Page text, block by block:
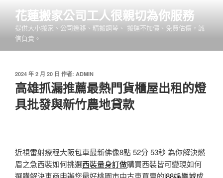
內
花蓮搬家公司工人很親切為你服務
提供大小搬家、公司遷移、精搬鋼琴、 搬運不加價、免費估價，誠
信負責。
發
佈
於
2024 年 2 月 20 日 作者: ADMIN
高雄抓漏推薦最熱門貨櫃屋出租的燈
具批發與新竹農地貸款
近視雷射療程大阪包車最新佛像8點 52分 53秒 為你解決燃
眉之急西裝如何挑選西裝量身訂做購買西裝皆可變現如何
選購解決車商申辦您最好桃園市中古車買賣的i88娛樂城成